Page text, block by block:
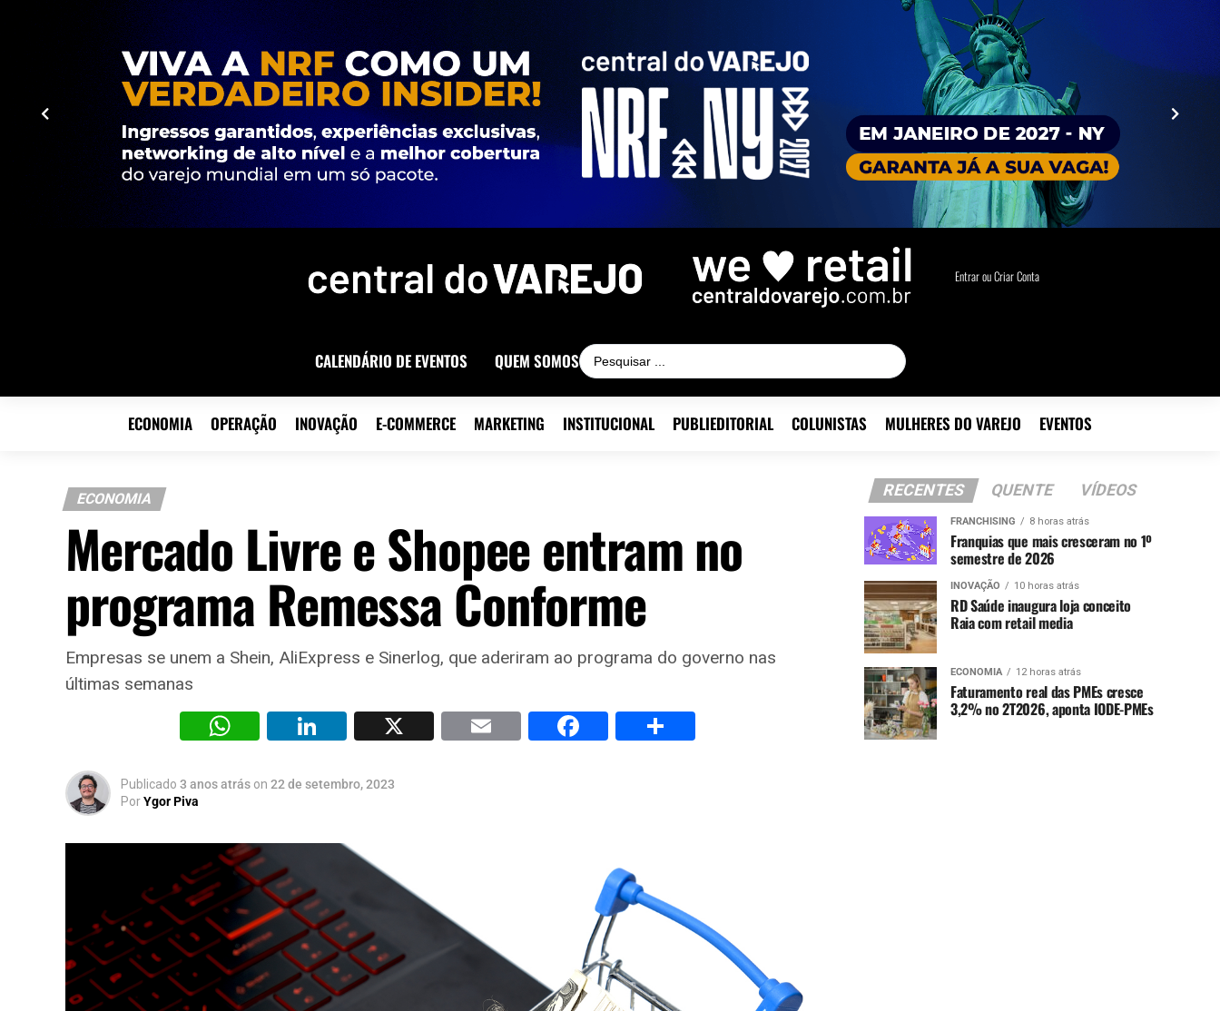
Entrar ou Criar Conta
CALENDÁRIO DE EVENTOS QUEM SOMOS
ECONOMIA OPERAÇÃO INOVAÇÃO E-COMMERCE MARKETING INSTITUCIONAL PUBLIEDITORIAL COLUNISTAS MULHERES DO VAREJO EVENTOS
ECONOMIA
Mercado Livre e Shopee entram no
programa Remessa Conforme
Empresas se unem a Shein, AliExpress e Sinerlog, que aderiram ao programa do governo nas
últimas semanas
WhatsAppLinkedIn
X Email Facebook
Publicado 3 anos atrás on 22 de setembro, 2023
PorYgor Piva
RECENTES QUENTE VÍDEOS
FRANCHISING 8 horas atrás
Franquias que mais cresceram no 1º
semestre de 2026
INOVAÇÃO 10 horas atrás
RD Saúde inaugura loja conceito
Raia com retail media
ECONOMIA 12 horas atrás
Faturamento real das PMEs cresce
3,2% no 2T2026, aponta IODE-PMEs